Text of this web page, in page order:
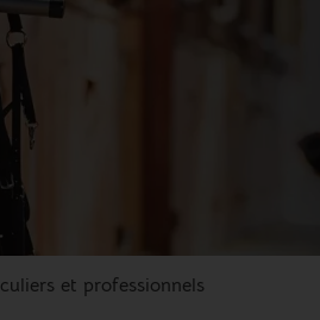
et professionnels